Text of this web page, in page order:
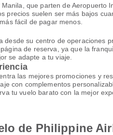
que parten de
precios suelen ser más bajos
fácil de pagar menos.
desde su centro de
de reserva, ya que la
se adapte a tu viaje.
las mejores promociones y
con complementos
tu vuelo barato con la mejor
de Philippine